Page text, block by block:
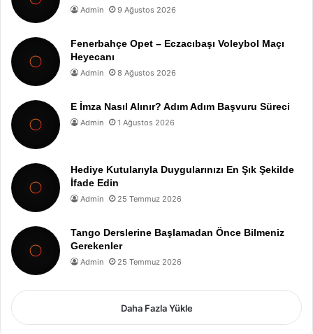
Admin 9 Ağustos 2026
Fenerbahçe Opet – Eczacıbaşı Voleybol Maçı
Heyecanı
Admin 8 Ağustos 2026
E İmza Nasıl Alınır? Adım Adım Başvuru Süreci
Admin 1 Ağustos 2026
Hediye Kutularıyla Duygularınızı En Şık Şekilde
İfade Edin
Admin 25 Temmuz 2026
Tango Derslerine Başlamadan Önce Bilmeniz
Gerekenler
Admin 25 Temmuz 2026
Daha Fazla Yükle